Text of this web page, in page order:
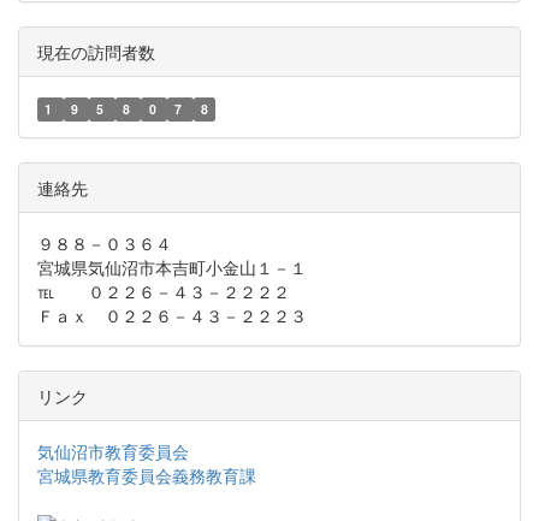
現在の訪問者数
1 9 5 8 0 7 8
連絡先
９８８－０３６４
宮城県気仙沼市本吉町小金山１－１
℡ ０２２６－４３－２２２２
Ｆａｘ ０２２６－４３－２２２３
リンク
気仙沼市教育委員会
宮城県教育委員会義務教育課